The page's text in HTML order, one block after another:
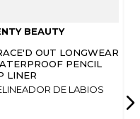
BEAUTY
OUT LONGWEAR
PENCIL
LINER
DE LABIOS